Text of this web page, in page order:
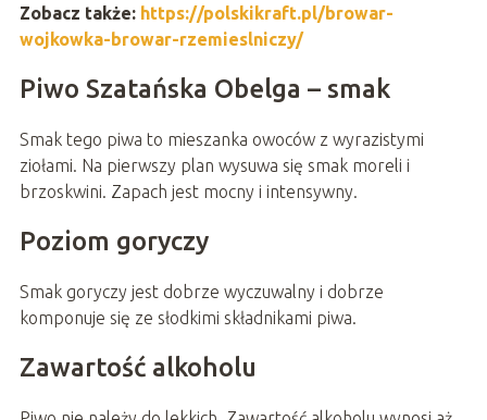
Zobacz także: https://polskikraft.pl/browar-
wojkowka-browar-rzemieslniczy/
Piwo Szatańska Obelga – smak
Smak tego piwa to mieszanka owoców z wyrazistymi
ziołami. Na pierwszy plan wysuwa się smak moreli i
brzoskwini. Zapach jest mocny i intensywny.
Poziom goryczy
Smak goryczy jest dobrze wyczuwalny i dobrze
komponuje się ze słodkimi składnikami piwa.
Zawartość alkoholu